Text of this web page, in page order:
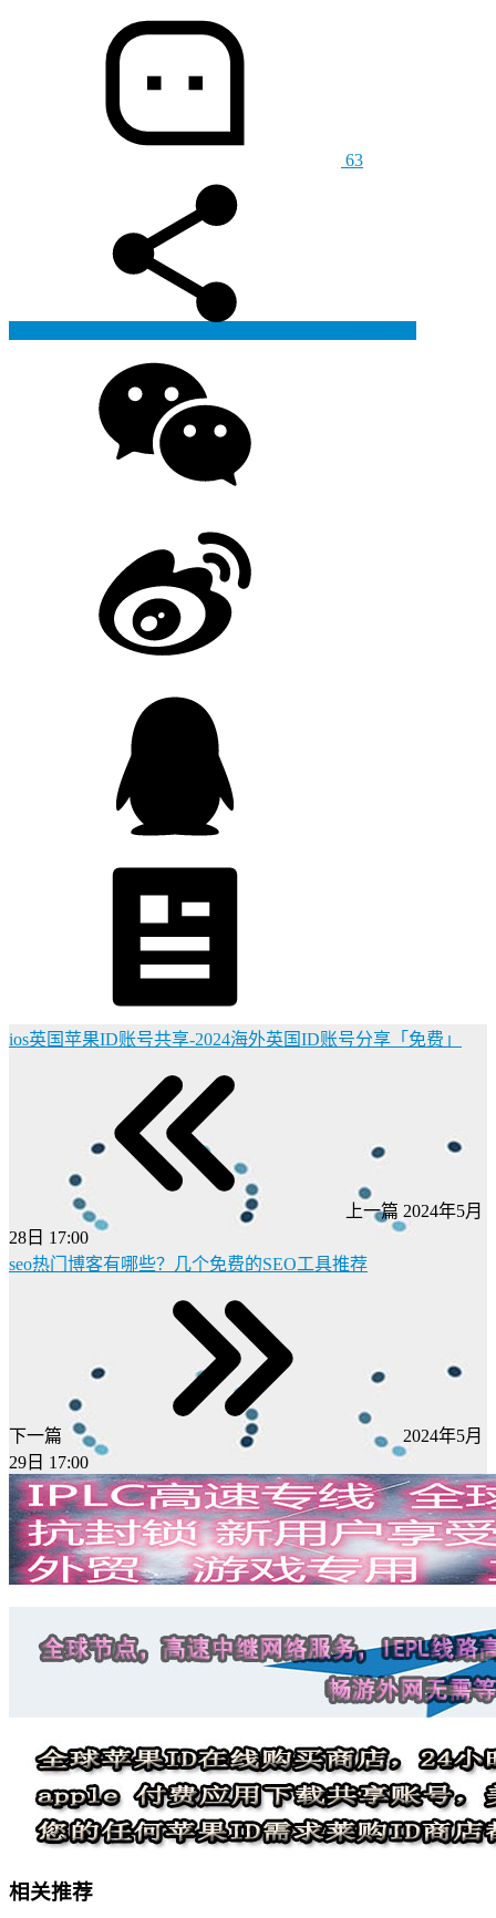
63
ios英国苹果ID账号共享-2024海外英国ID账号分享「免费」
上一篇 2024年5月
28日 17:00
seo热门博客有哪些？几个免费的SEO工具推荐
下一篇
2024年5月
29日 17:00
相关推荐